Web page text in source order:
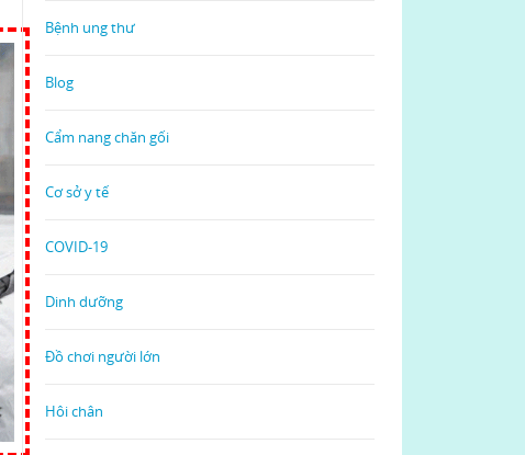
Bệnh ung thư
Blog
Cẩm nang chăn gối
Cơ sở y tế
COVID-19
Dinh dưỡng
Đồ chơi người lớn
Hôi chân